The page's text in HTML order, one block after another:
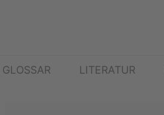
GLOSSAR LITERATUR